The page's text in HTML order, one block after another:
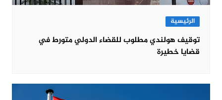
الرئيسية
توقيف هولندي مطلوب للقضاء الدولي متورط في
قضايا خطيرة